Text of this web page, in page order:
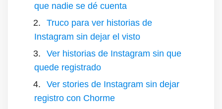
que nadie se dé cuenta
Truco para ver historias de
Instagram sin dejar el visto
Ver historias de Instagram sin que
quede registrado
Ver stories de Instagram sin dejar
registro con Chorme